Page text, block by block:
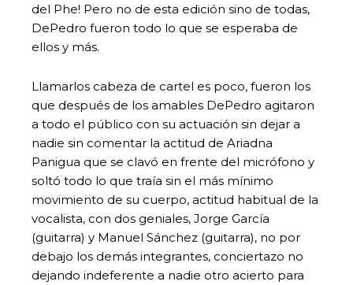
del Phe! Pero no de esta edición sino de todas,
DePedro fueron todo lo que se esperaba de
ellos y más.
Llamarlos cabeza de cartel es poco, fueron los
que después de los amables DePedro agitaron
a todo el público con su actuación sin dejar a
nadie sin comentar la actitud de Ariadna
Panigua que se clavó en frente del micrófono y
soltó todo lo que traía sin el más mínimo
movimiento de su cuerpo, actitud habitual de la
vocalista, con dos geniales, Jorge García
(guitarra) y Manuel Sánchez (guitarra), no por
debajo los demás integrantes, conciertazo no
dejando indeferente a nadie otro acierto para